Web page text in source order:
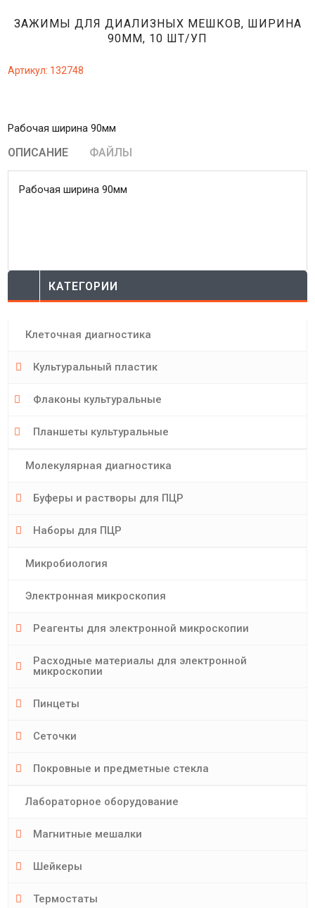
ЗАЖИМЫ ДЛЯ ДИАЛИЗНЫХ МЕШКОВ, ШИРИНА
90ММ, 10 ШТ/УП
Артикул: 132748
Рабочая ширина 90мм
ОПИСАНИЕ ФАЙЛЫ
Рабочая ширина 90мм
КАТЕГОРИИ
Клеточная диагностика
Культуральный пластик
Флаконы культуральные
Планшеты культуральные
Молекулярная диагностика
Буферы и растворы для ПЦР
Наборы для ПЦР
Микробиология
Электронная микроскопия
Реагенты для электронной микроскопии
Расходные материалы для электронной
микроскопии
Пинцеты
Сеточки
Покровные и предметные стекла
Лабораторное оборудование
Магнитные мешалки
Шейкеры
Термостаты